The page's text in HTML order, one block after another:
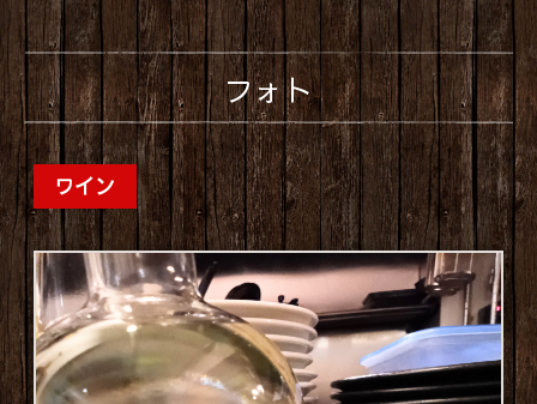
フォト
ワイン